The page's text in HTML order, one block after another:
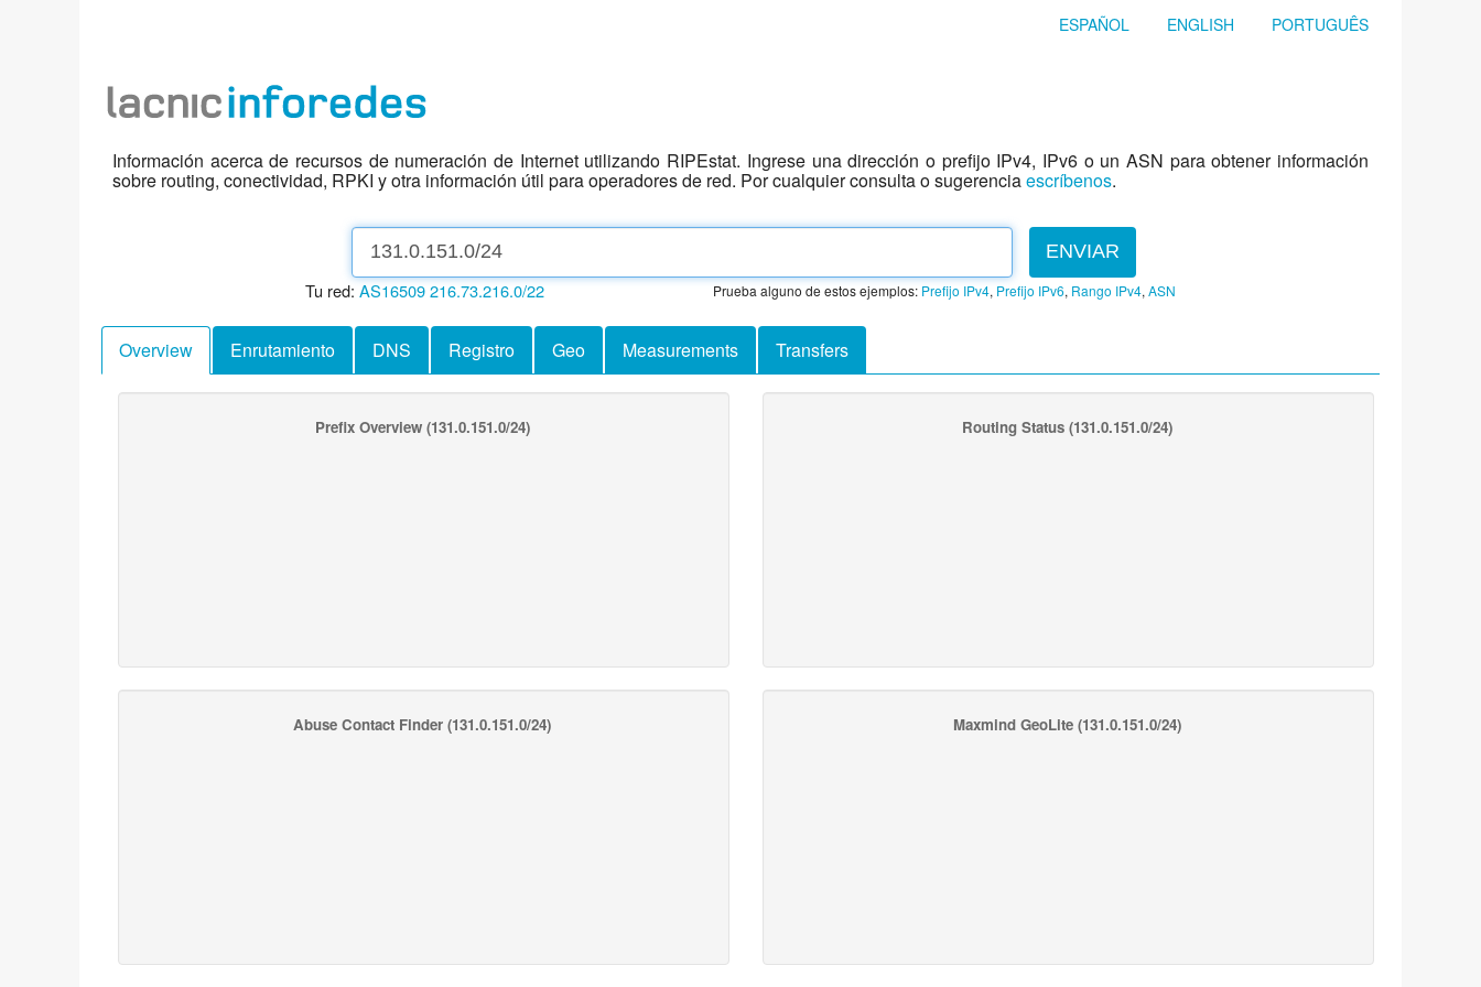
ESPAÑOL ENGLISH PORTUGUÊS
Información acerca de recursos de numeración de Internet utilizando RIPEstat. Ingrese una dirección o prefijo IPv4, IPv6 o un ASN para obtener información
sobre routing, conectividad, RPKI y otra información útil para operadores de red. Por cualquier consulta o sugerenciaescríbenos.
ENVIAR
Tu red: AS16509216.73.216.0/22 Prueba alguno de estos ejemplos: Prefijo IPv4, Prefijo IPv6, Rango IPv4, ASN
Overview Enrutamiento DNS Registro Geo Measurements Transfers
Prefix Overview(131.0.151.0/24) Routing Status(131.0.151.0/24)
Abuse Contact Finder (131.0.151.0/24) Maxmind GeoLite(131.0.151.0/24)